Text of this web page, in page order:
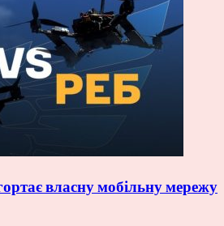
власну мобільну мережу